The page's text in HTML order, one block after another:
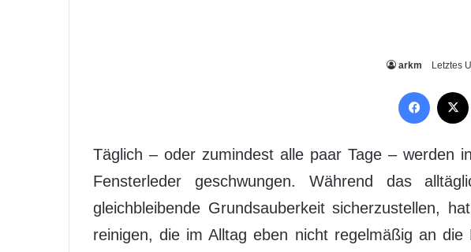
arkm Letztes
Täglich – oder zumindest alle paar Tage – werden
Fensterleder geschwungen. Während das
gleichbleibende Grundsauberkeit sicherzustellen,
reinigen, die im Alltag eben nicht regelmäßig an